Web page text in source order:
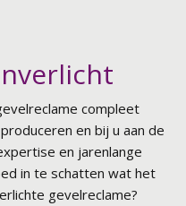
compleet
en bij u aan de
en jarenlange
in te schatten wat het
gevelreclame?